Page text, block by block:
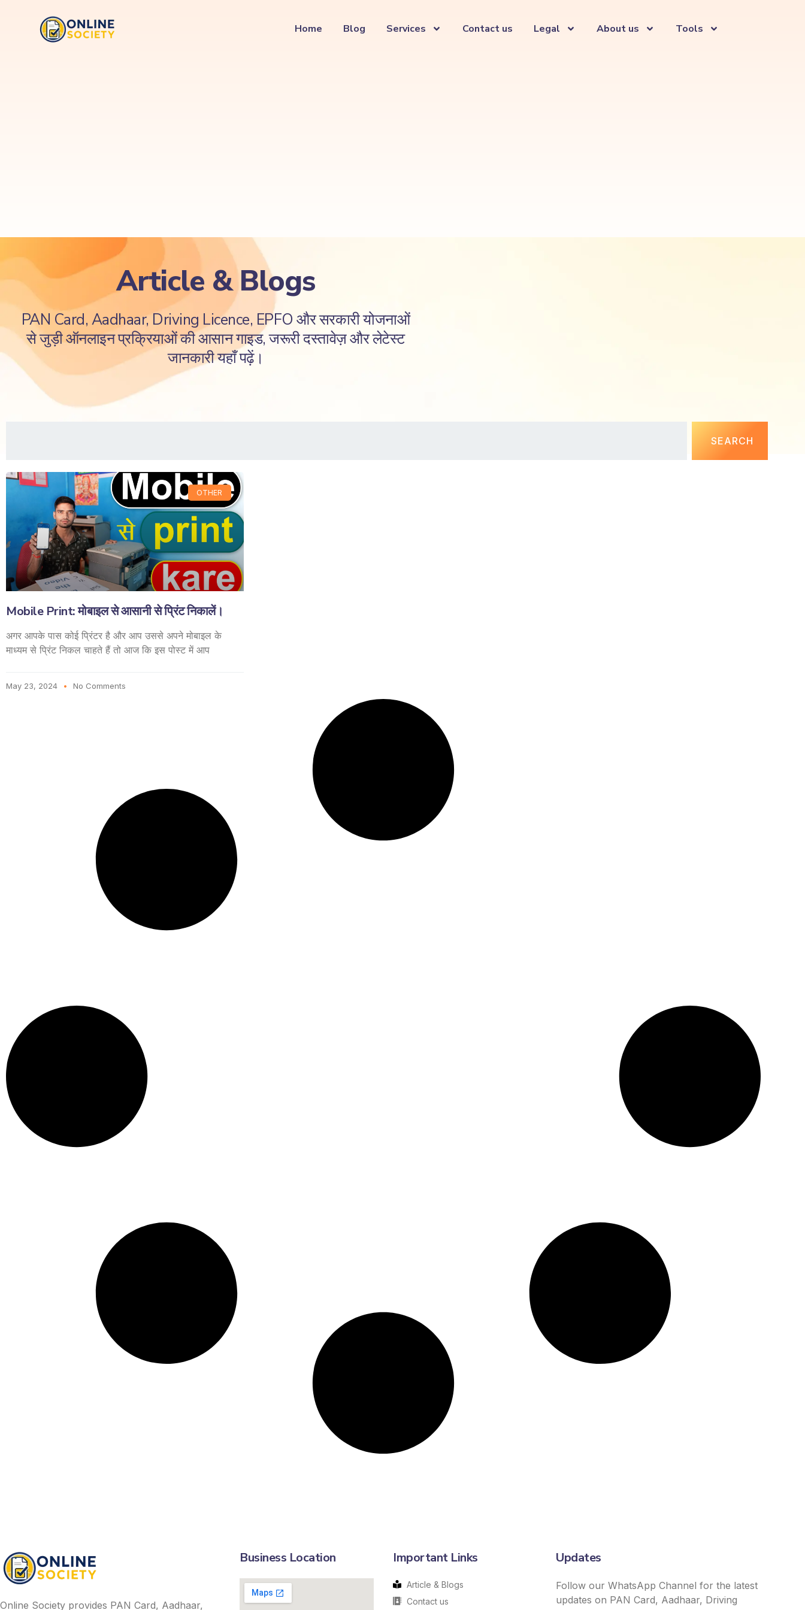
Home Blog Services Contact us Legal About us Tools
Article & Blogs
PAN Card, Aadhaar, Driving Licence, EPFO और सरकारी योजनाओं
से जुड़ी ऑनलाइन प्रक्रियाओं की आसान गाइड, जरूरी दस्तावेज़ और लेटेस्ट
जानकारी यहाँ पढ़ें।
SEARCH
OTHER
Mobile Print: मोबाइल से आसानी से प्रिंट निकालें।
अगर आपके पास कोई प्रिंटर है और आप उससे अपने मोबाइल के
माध्यम से प्रिंट निकल चाहते हैं तो आज कि इस पोस्ट में आप
May 23, 2024 No Comments
Online Society provides PAN Card, Aadhaar,
Business Location Important Links
Article & Blogs
Contact us
Updates
Follow our WhatsApp Channel for the latest
updates on PAN Card, Aadhaar, Driving